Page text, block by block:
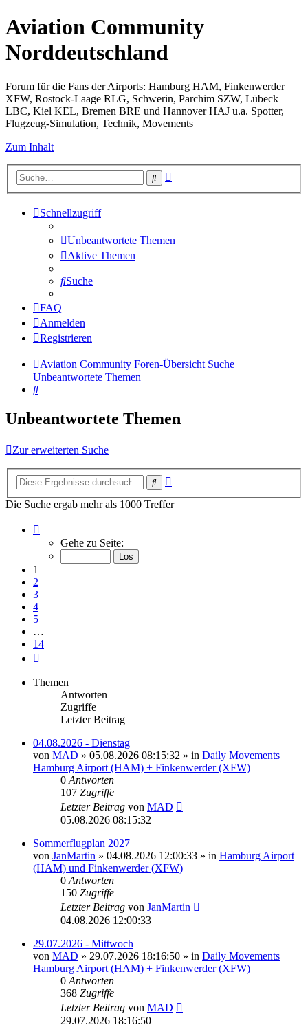
Aviation Community
Norddeutschland
Forum für die Fans der Airports: Hamburg HAM, Finkenwerder
XFW, Rostock-Laage RLG, Schwerin, Parchim SZW, Lübeck
LBC, Kiel KEL, Bremen BRE und Hannover HAJ u.a. Spotter,
Flugzeug-Simulation, Technik, Movements
Zum Inhalt
Suche
Schnellzugriff
Unbeantwortete Themen
Aktive Themen
Suche
FAQ
Anmelden
Registrieren
Aviation Community Foren-Übersicht Suche
Unbeantwortete Themen
Suche
Unbeantwortete Themen
Zur erweiterten Suche
Suche
Die Suche ergab mehr als 1000 Treffer
von
Gehe zu Seite:
1
2
3
4
5
…
14
Themen
Antworten
Zugriffe
Letzter Beitrag
04.08.2026 - Dienstag
von MAD » 05.08.2026 08:15:32 » in Daily Movements
Hamburg Airport (HAM) + Finkenwerder (XFW)
0 Antworten
107 Zugriffe
Letzter Beitrag von MAD
05.08.2026 08:15:32
Sommerflugplan 2027
von JanMartin » 04.08.2026 12:00:33 » in Hamburg Airport
(HAM) und Finkenwerder (XFW)
0 Antworten
150 Zugriffe
Letzter Beitrag von JanMartin
04.08.2026 12:00:33
29.07.2026 - Mittwoch
von MAD » 29.07.2026 18:16:50 » in Daily Movements
Hamburg Airport (HAM) + Finkenwerder (XFW)
0 Antworten
368 Zugriffe
Letzter Beitrag von MAD
29.07.2026 18:16:50